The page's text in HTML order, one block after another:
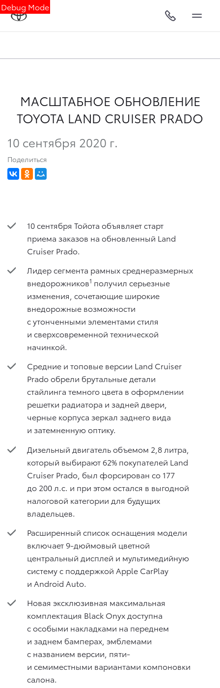
Debug Mode
МАСШТАБНОЕ ОБНОВЛЕНИЕ
TOYOTA LAND CRUISER PRADO
10 сентября 2020 г.
Поделиться
10 сентября Тойота объявляет старт
приема заказов на обновленный Land
Cruiser Prado.
Лидер сегмента рамных среднеразмерных
внедорожников1 получил серьезные
изменения, сочетающие широкие
внедорожные возможности
с утонченными элементами стиля
и сверхсовременной технической
начинкой.
Средние и топовые версии Land Cruiser
Prado обрели брутальные детали
стайлинга темного цвета в оформлении
решетки радиатора и задней двери,
черные корпуса зеркал заднего вида
и затемненную оптику.
Дизельный двигатель объемом 2,8 литра,
который выбирают 62% покупателей Land
Cruiser Prado, был форсирован со 177
до 200 л.с. и при этом остался в выгодной
налоговой категории для будущих
владельцев.
Расширенный список оснащения модели
включает 9-дюймовый цветной
центральный дисплей и мультимедийную
систему с поддержкой Apple CarPlay
и Android Auto.
Новая эксклюзивная максимальная
комплектация Black Onyx доступна
с особыми накладками на переднем
и заднем бамперах, эмблемами
с названием версии, пяти-
и семиместными вариантами компоновки
салона.